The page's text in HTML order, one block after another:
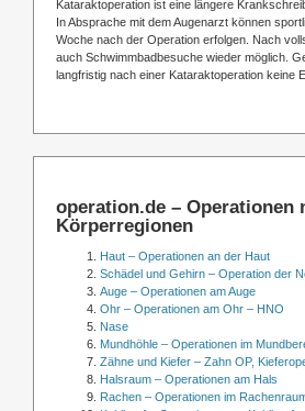
Kataraktoperation ist eine längere
In Absprache mit dem Augenarzt können
Woche nach der Operation erfolgen. Nach
auch Schwimmbadbesuche wieder möglich.
langfristig nach einer Kataraktoperation keine
operation.de – Operationen
Körperregionen
Haut – Operationen an der Haut
Schädel und Gehirn – Operation der
Auge – Operationen am Auge
Ohr – Operationen am Ohr – HNO
Nase
Mundhöhle – Operationen im
Zähne und Kiefer – Zahn OP,
Halsraum – Operationen am Hals
Rachen – Operationen im